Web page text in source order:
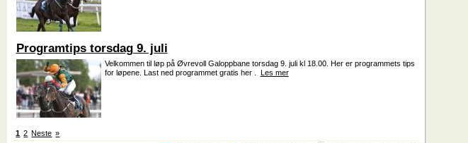
Programtips torsdag 9. juli
Velkommen til løp på Øvrevoll Galoppbane torsdag 9. juli kl 18.00. Her er programmets tips
for løpene. Last ned programmet gratis her . Les mer
1 2 Neste »